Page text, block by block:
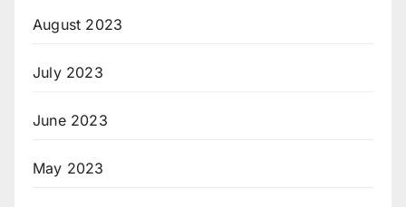
August 2023
July 2023
June 2023
May 2023